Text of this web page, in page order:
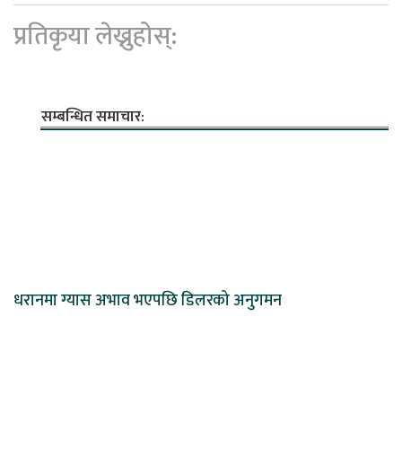
प्रतिकृया लेख्नुहोस्:
सम्बन्धित समाचार:
धरानमा ग्यास अभाव भएपछि डिलरको अनुगमन